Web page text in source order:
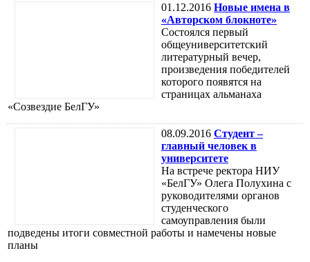
01.12.2016 Новые имена в
«Авторском блокноте»
Состоялся первый
общеуниверситетский
литературный вечер,
произведения победителей
которого появятся на
страницах альманаха
«Созвездие БелГУ»
08.09.2016 Студент –
главный человек в
университете
На встрече ректора НИУ
«БелГУ» Олега Полухина с
руководителями органов
студенческого
самоуправления были
подведены итоги совместной работы и намечены новые
планы